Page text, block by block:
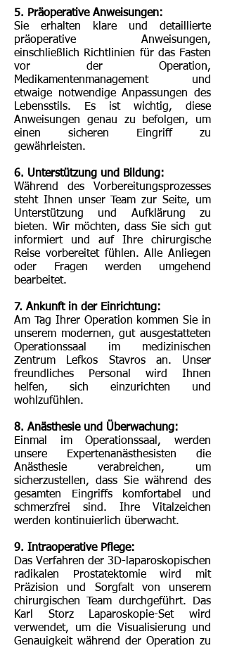
5. Präoperative Anweisungen:
Sie erhalten klare und detaillierte
präoperative Anweisungen,
einschließlich Richtlinien für das Fasten
vor der Operation,
Medikamentenmanagement und
etwaige notwendige Anpassungen des
Lebensstils. Es ist wichtig, diese
Anweisungen genau zu befolgen, um
einen sicheren Eingriff zu
gewährleisten.
6. Unterstützung und Bildung:
Während des Vorbereitungsprozesses
steht Ihnen unser Team zur Seite, um
Unterstützung und Aufklärung zu
bieten. Wir möchten, dass Sie sich gut
informiert und auf Ihre chirurgische
Reise vorbereitet fühlen. Alle Anliegen
oder Fragen werden umgehend
bearbeitet.
7. Ankunft in der Einrichtung:
Am Tag Ihrer Operation kommen Sie in
unserem modernen, gut ausgestatteten
Operationssaal im medizinischen
Zentrum Lefkos Stavros an. Unser
freundliches Personal wird Ihnen
helfen, sich einzurichten und
wohlzufühlen.
8. Anästhesie und Überwachung:
Einmal im Operationssaal, werden
unsere Expertenanästhesisten die
Anästhesie verabreichen, um
sicherzustellen, dass Sie während des
gesamten Eingriffs komfortabel und
schmerzfrei sind. Ihre Vitalzeichen
werden kontinuierlich überwacht.
9. Intraoperative Pflege:
Das Verfahren der 3D-laparoskopischen
radikalen Prostatektomie wird mit
Präzision und Sorgfalt von unserem
chirurgischen Team durchgeführt. Das
Karl Storz Laparoskopie-Set wird
verwendet, um die Visualisierung und
Genauigkeit während der Operation zu